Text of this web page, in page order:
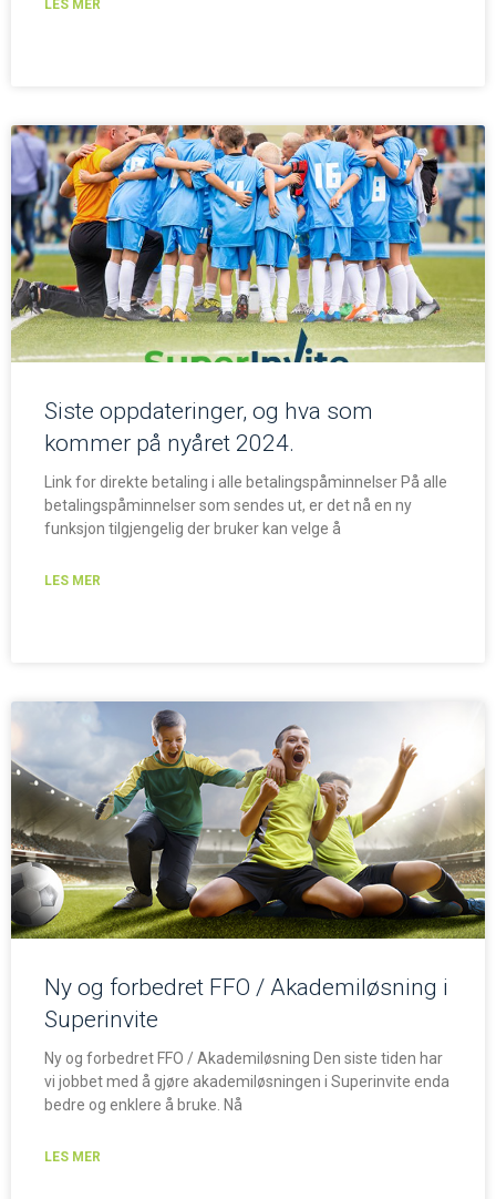
LES MER
Siste oppdateringer, og hva som
kommer på nyåret 2024.
Link for direkte betaling i alle betalingspåminnelser På alle
betalingspåminnelser som sendes ut, er det nå en ny
funksjon tilgjengelig der bruker kan velge å
LES MER
Ny og forbedret FFO / Akademiløsning i
Superinvite
Ny og forbedret FFO / Akademiløsning Den siste tiden har
vi jobbet med å gjøre akademiløsningen i Superinvite enda
bedre og enklere å bruke. Nå
LES MER